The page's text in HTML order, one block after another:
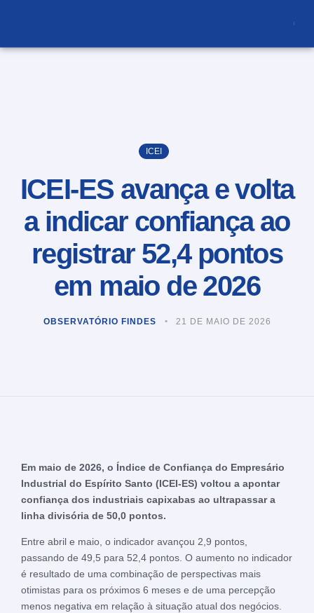
ICEI
ICEI-ES avança e volta
a indicar confiança ao
registrar 52,4 pontos
em maio de 2026
OBSERVATÓRIO FINDES 21 DE MAIO DE 2026
Em maio de 2026, o Índice de Confiança do Empresário
Industrial do Espírito Santo (ICEI-ES) voltou a apontar
confiança dos industriais capixabas ao ultrapassar a
linha divisória de 50,0 pontos.
Entre abril e maio, o indicador avançou 2,9 pontos,
passando de 49,5 para 52,4 pontos. O aumento no indicador
é resultado de uma combinação de perspectivas mais
otimistas para os próximos 6 meses e de uma percepção
menos negativa em relação à situação atual dos negócios.